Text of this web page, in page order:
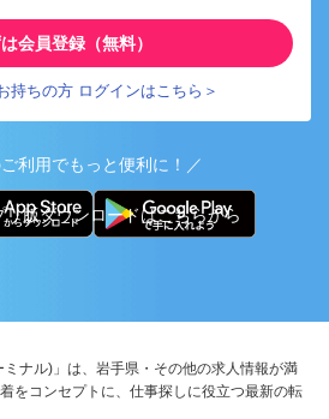
会員登録（無料）
持ちの方 ログインはこちら＞
利用でもっと便利に！／
リ版ダウンロードはこちらから
ミナル)」は、岩手県・その他の求人情報が満
をコンセプトに、仕事探しに役立つ最新の転